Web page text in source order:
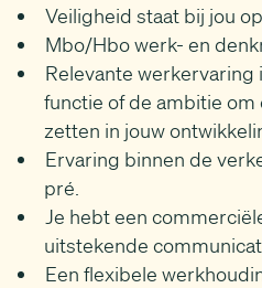
Veiligheid staat bij jou op
Mbo/Hbo werk- en
Relevante werkervaring
functie of de ambitie
zetten in jouw
Ervaring binnen de
pré.
Je hebt een
uitstekende
Een flexibele